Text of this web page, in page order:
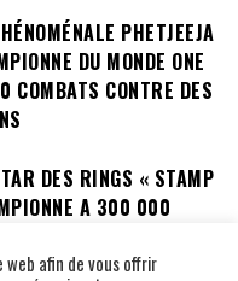
PHETJEEJA
DU MONDE ONE
COMBATS CONTRE DES
DES RINGS « STAMP
A 300 000
afin de vous offrir